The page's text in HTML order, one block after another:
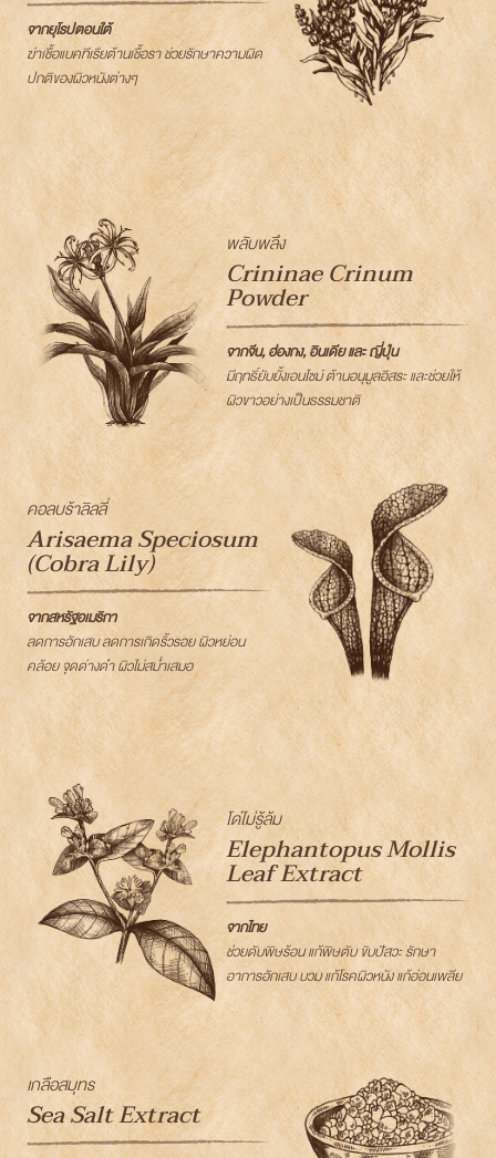
จากยุโรปตอนใต้
ฆ่าเชื้อแบคทีเรียต้านเชื้อรา ช่วยรักษาความผิด
ปกติของผิวหนังต่างๆ
พลับพลึง
Crininae Crinum
Powder
จากจีน, ฮ่องกง, อินเดีย และ ญี่ปุ่น
มีฤทธิ์ยับยั้งเอนไซม์ ต้านอนุมูลอิสระ และช่วยให้
ผิวขาวอย่างเป็นธรรมชาติ
คอลบร้าลิลลี่
Arisaema Speciosum
(Cobra Lily)
จากสหรัฐอเมริกา
ลดการอักเสบ ลดการเกิดริ้วรอย ผิวหย่อน
คล้อย จุดด่างดำ ผิวไม่สม่ำเสมอ
โด่ไม่รู้ล้ม
Elephantopus Mollis
Leaf Extract
จากไทย
ช่วยดับพิษร้อน แก้พิษตับ ขับปัสวะ รักษา
อาการอักเสบ บวม แก้โรคผิวหนัง แก้อ่อนเพลีย
เกลือสมุทร
Sea Salt Extract